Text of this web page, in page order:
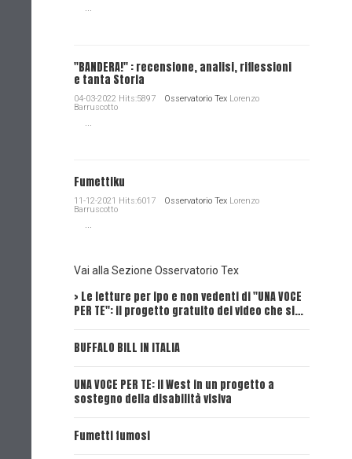
...
"BANDERA!" : recensione, analisi, riflessioni
e tanta Storia
04-03-2022 Hits:5897 Osservatorio Tex Lorenzo
Barruscotto
...
Fumettiku
11-12-2021 Hits:6017 Osservatorio Tex Lorenzo
Barruscotto
...
Vai alla Sezione Osservatorio Tex
> Le letture per ipo e non vedenti di "UNA VOCE
PER TE": il progetto gratuito dei video che si…
BUFFALO BILL IN ITALIA
UNA VOCE PER TE: il West in un progetto a
sostegno della disabilità visiva
Fumetti fumosi